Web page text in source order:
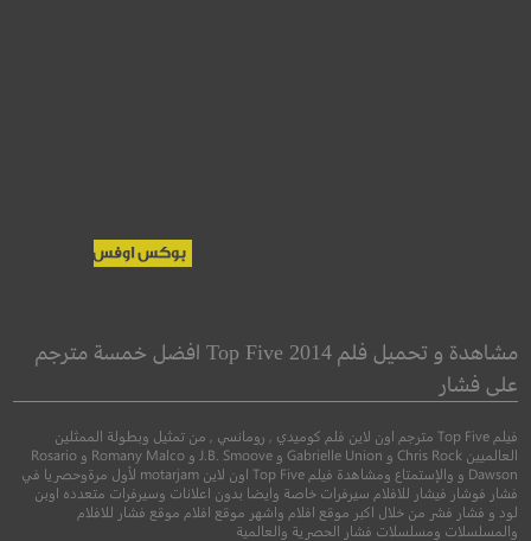
طريق العودة
مشاهدة و تحميل فلم Top Five 2014 افضل خمسة مترجم
على فشار
فيلم Top Five مترجم اون لاين فلم كوميدي , رومانسي , من تمثيل وبطولة الممثلين
العالميين Chris Rock و Gabrielle Union و J.B. Smoove و Romany Malco و Rosario
Dawson و والإستمتاع ومشاهدة فيلم Top Five اون لاين motarjam لأول مرةوحصريا في
فشار فوشار فيشار للافلام سيرفرات خاصة وايضا بدون اعلانات وسيرفرات متعدده اوبن
لود و فشار فشر من خلال اكبر موقع افلام واشهر موقع افلام موقع فشار للافلام
والمسلسلات ومسلسلات فشار الحصرية والعالمية